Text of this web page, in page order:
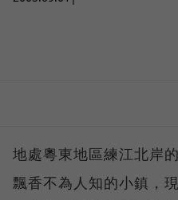
地處粵東地區練江北岸
飄香不為人知的小鎮，